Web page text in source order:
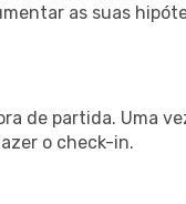
as suas
de partida. Uma
o check-in.